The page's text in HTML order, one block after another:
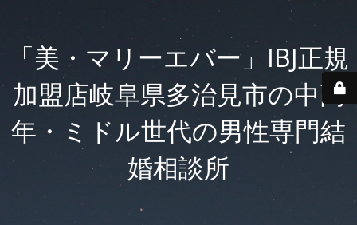
「美・マリーエバー」IBJ正規
加盟店岐阜県多治見市の中高
年・ミドル世代の男性専門結
婚相談所